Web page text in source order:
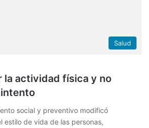
Salud
la actividad física y no
social y preventivo modificó
estilo de vida de las personas,